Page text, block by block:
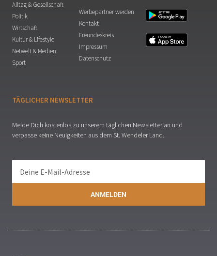
Alltag & Gesellschaft
Politik
Wirtschaft
Kultur & Lifestyle
Netwelt & Medien
Sport
Werbepartner werden
Kontakt
Freundeskreis
Impressum
Datenschutz
TÄGLICHER NEWSLETTER
Melde Dich kostenlos zu unserem täglichen Newsletter an und
verpasse keine Neuigkeiten aus dem St. Wendeler Land.
ANMELDEN